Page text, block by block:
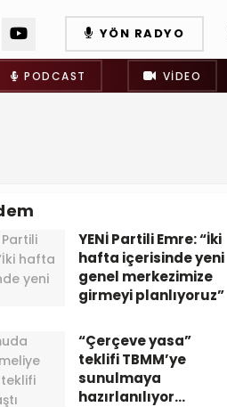
YÖN RADYO
PODCAST VIDEO
YENİ Partili Emre: “İki
hafta içerisinde yeni
genel merkezimize
girmeyi planlıyoruz”
“Çerçeve yasa”
teklifi TBMM’ye
sunulmaya
hazırlanılıyor…